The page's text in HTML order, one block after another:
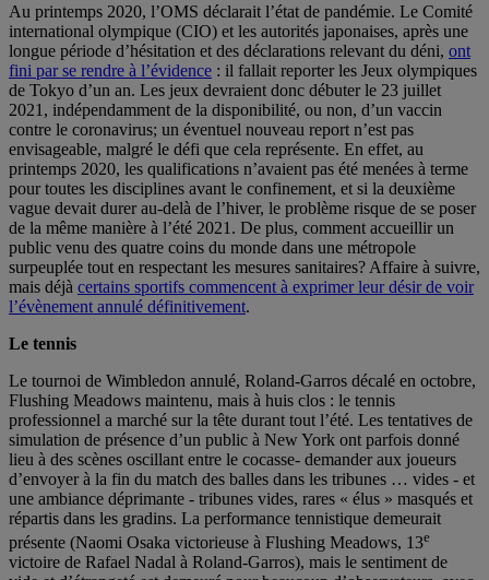
Au printemps 2020, l’OMS déclarait l’état de pandémie. Le Comité
international olympique (CIO) et les autorités japonaises, après une
longue période d’hésitation et des déclarations relevant du déni, ont
fini par se rendre à l’évidence : il fallait reporter les Jeux olympiques
de Tokyo d’un an. Les jeux devraient donc débuter le 23 juillet
2021, indépendamment de la disponibilité, ou non, d’un vaccin
contre le coronavirus; un éventuel nouveau report n’est pas
envisageable, malgré le défi que cela représente. En effet, au
printemps 2020, les qualifications n’avaient pas été menées à terme
pour toutes les disciplines avant le confinement, et si la deuxième
vague devait durer au-delà de l’hiver, le problème risque de se poser
de la même manière à l’été 2021. De plus, comment accueillir un
public venu des quatre coins du monde dans une métropole
surpeuplée tout en respectant les mesures sanitaires? Affaire à suivre,
mais déjà certains sportifs commencent à exprimer leur désir de voir
l’évènement annulé définitivement.
Le tennis
Le tournoi de Wimbledon annulé, Roland-Garros décalé en octobre,
Flushing Meadows maintenu, mais à huis clos : le tennis
professionnel a marché sur la tête durant tout l’été. Les tentatives de
simulation de présence d’un public à New York ont parfois donné
lieu à des scènes oscillant entre le cocasse- demander aux joueurs
d’envoyer à la fin du match des balles dans les tribunes … vides - et
une ambiance déprimante - tribunes vides, rares « élus » masqués et
répartis dans les gradins. La performance tennistique demeurait
présente (Naomi Osaka victorieuse à Flushing Meadows, 13e
victoire de Rafael Nadal à Roland-Garros), mais le sentiment de